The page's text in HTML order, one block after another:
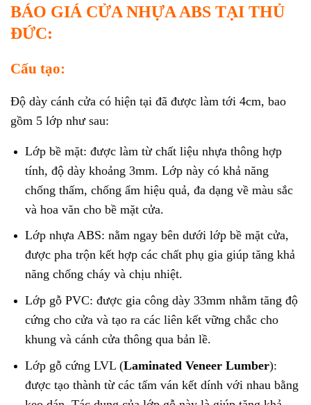
BÁO GIÁ CỬA NHỰA ABS TẠI THỦ
ĐỨC:
Cấu tạo:
Độ dày cánh cửa có hiện tại đã được làm tới 4cm, bao
gồm 5 lớp như sau:
Lớp bề mặt: được làm từ chất liệu nhựa thông hợp
tính, độ dày khoảng 3mm. Lớp này có khả năng
chống thấm, chống ẩm hiệu quả, đa dạng về màu sắc
và hoa văn cho bề mặt cửa.
Lớp nhựa ABS: nằm ngay bên dưới lớp bề mặt cửa,
được pha trộn kết hợp các chất phụ gia giúp tăng khả
năng chống cháy và chịu nhiệt.
Lớp gỗ PVC: được gia công dày 33mm nhằm tăng độ
cứng cho cửa và tạo ra các liên kết vững chắc cho
khung và cánh cửa thông qua bản lề.
Lớp gỗ cứng LVL (Laminated Veneer Lumber):
được tạo thành từ các tấm ván kết dính với nhau bằng